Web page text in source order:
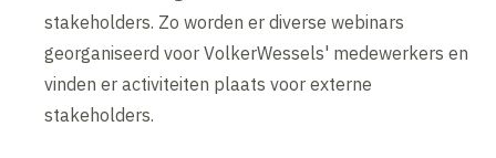
stakeholders. Zo worden er diverse webinars
georganiseerd voor VolkerWessels' medewerkers en
vinden er activiteiten plaats voor externe
stakeholders.